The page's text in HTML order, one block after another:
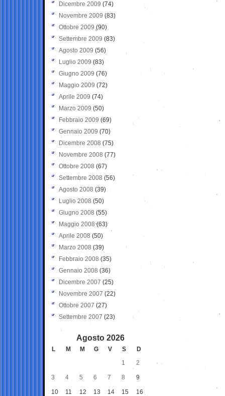
Dicembre 2009 (74)
Novembre 2009 (83)
Ottobre 2009 (90)
Settembre 2009 (83)
Agosto 2009 (56)
Luglio 2009 (83)
Giugno 2009 (76)
Maggio 2009 (72)
Aprile 2009 (74)
Marzo 2009 (50)
Febbraio 2009 (69)
Gennaio 2009 (70)
Dicembre 2008 (75)
Novembre 2008 (77)
Ottobre 2008 (67)
Settembre 2008 (56)
Agosto 2008 (39)
Luglio 2008 (50)
Giugno 2008 (55)
Maggio 2008(63)
Aprile 2008 (50)
Marzo 2008 (39)
Febbraio 2008 (35)
Gennaio 2008 (36)
Dicembre 2007 (25)
Novembre 2007 (22)
Ottobre 2007 (27)
Settembre 2007 (23)
Agosto 2026
L M M G V S
D
1
2
3 4 5 6 7 8 9
10 11 12 13 14 15 16